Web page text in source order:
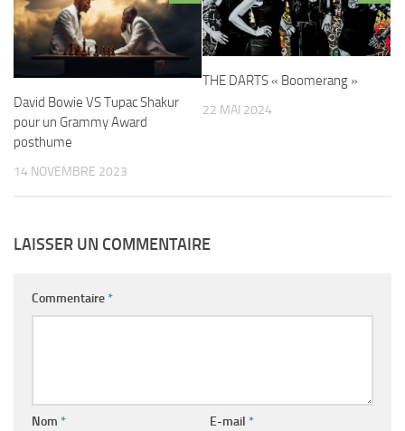
David Bowie VS Tupac Shakur
pour un Grammy Award
posthume
14 NOVEMBRE 2023
THE DARTS « Boomerang »
22 MAI 2024
LAISSER UN COMMENTAIRE
Commentaire*
Nom * E-mail *